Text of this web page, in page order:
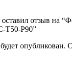
отзыв на
Т50-P90”
опубликован.